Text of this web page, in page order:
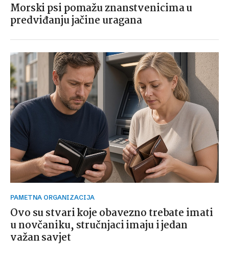
Morski psi pomažu znanstvenicima u
predviđanju jačine uragana
PAMETNA ORGANIZACIJA
Ovo su stvari koje obavezno trebate imati
u novčaniku, stručnjaci imaju i jedan
važan savjet